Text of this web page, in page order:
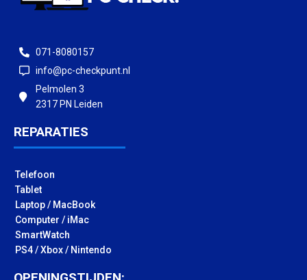
071-8080157
info@pc-checkpunt.nl
Pelmolen 3
2317 PN Leiden
REPARATIES
Telefoon
Tablet
Laptop / MacBook
Computer / iMac
SmartWatch
PS4 / Xbox / Nintendo